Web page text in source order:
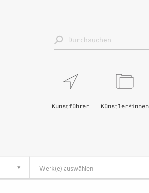
Künstler*innen
Kunstführer
Werk(e) auswählen